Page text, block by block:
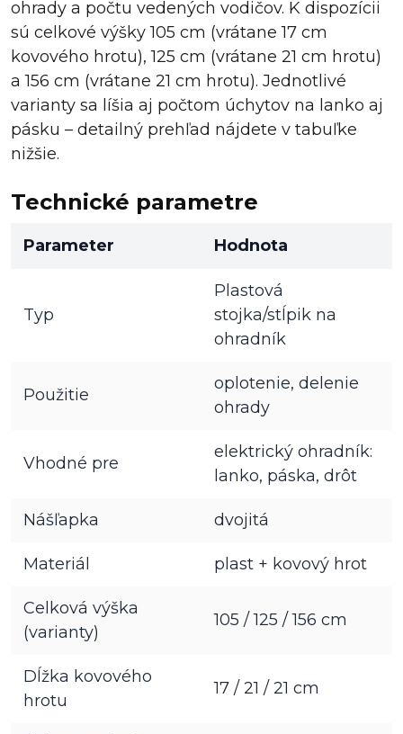
ohrady a počtu vedených vodičov. K dispozícii
sú celkové výšky 105 cm (vrátane 17 cm
kovového hrotu), 125 cm (vrátane 21 cm hrotu)
a 156 cm (vrátane 21 cm hrotu). Jednotlivé
varianty sa líšia aj počtom úchytov na lanko aj
pásku – detailný prehľad nájdete v tabuľke
nižšie.
Technické parametre
Parameter Hodnota
Typ
Plastová
stojka/stĺpik na
ohradník
Použitie
oplotenie, delenie
ohrady
Vhodné pre
elektrický ohradník:
lanko, páska, drôt
Nášľapka dvojitá
Materiál plast + kovový hrot
Celková výška
(varianty)
105 / 125 / 156 cm
Dĺžka kovového
hrotu
17 / 21 / 21 cm